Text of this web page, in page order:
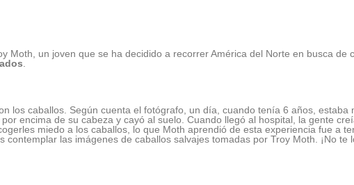
Moth, un joven que se ha decidido a recorrer América del Norte en busca de
los caballos. Según cuenta el fotógrafo, un día, cuando tenía 6 años, estaba
encima de su cabeza y cayó al suelo. Cuando llegó al hospital, la gente
miedo a los caballos, lo que Moth aprendió de esta experiencia fue a
contemplar las imágenes de caballos salvajes tomadas por Troy Moth. ¡No te